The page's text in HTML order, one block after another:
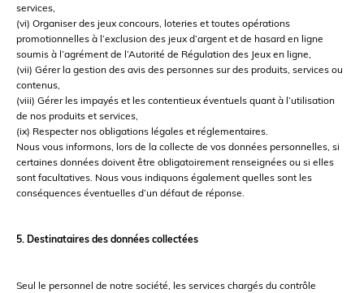
services,
(vi) Organiser des jeux concours, loteries et toutes opérations
promotionnelles à l’exclusion des jeux d’argent et de hasard en ligne
soumis à l’agrément de l’Autorité de Régulation des Jeux en ligne,
(vii) Gérer la gestion des avis des personnes sur des produits, services ou
contenus,
(viii) Gérer les impayés et les contentieux éventuels quant à l’utilisation
de nos produits et services,
(ix) Respecter nos obligations légales et réglementaires.
Nous vous informons, lors de la collecte de vos données personnelles, si
certaines données doivent être obligatoirement renseignées ou si elles
sont facultatives. Nous vous indiquons également quelles sont les
conséquences éventuelles d’un défaut de réponse.
5. Destinataires des données collectées
Seul le personnel de notre société, les services chargés du contrôle